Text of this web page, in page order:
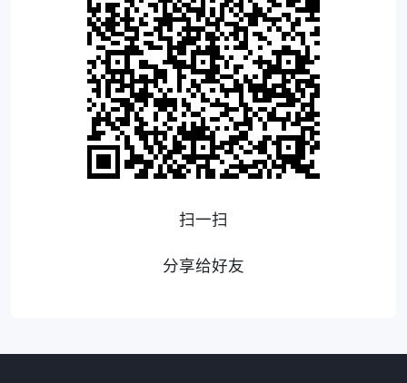
扫一扫
分享给好友